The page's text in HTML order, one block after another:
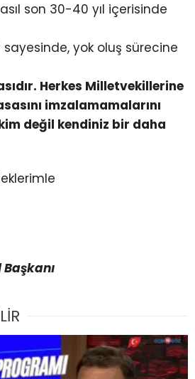
son 30-40 yıl içerisinde
sayesinde, yok oluş sürecine
Herkes Milletvekillerine
imzalamamalarını
değil kendiniz bir daha
Başkanı